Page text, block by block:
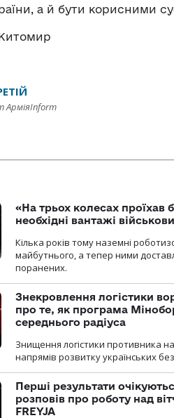
а й бути корисними
АрміяInform
«На трьох колесах проїхав
необхідні вантажі
Кілька років тому наземні
майбутнього, а тепер ними
поранених.
Знекровлення логістики
про те, як програма
середнього радіуса
Знищення логістики противника
напрямів розвитку українських
Перші результати
розповів про роботу над
FREYJA